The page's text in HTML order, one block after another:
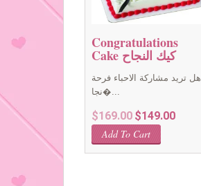
Congratulations
Cake كيك النجاح
هل تريد مشاركة الاحباء فرحة
نجا�...
$169.00 Original
price
was:
$149.00Current
Add To Cart